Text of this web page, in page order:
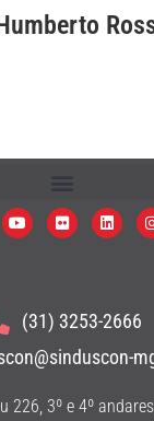
(31) 3253-2666
226, 3º e 4º